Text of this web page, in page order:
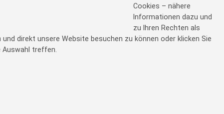
Cookies – nähere
Informationen dazu und
zu Ihren Rechten als
und direkt unsere Website besuchen zu können oder klicken Sie
Auswahl treffen.